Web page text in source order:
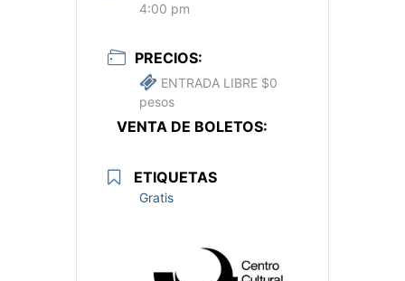
4:00 pm
PRECIOS:
ENTRADA LIBRE $0
pesos
VENTA DE BOLETOS:
ETIQUETAS
Gratis